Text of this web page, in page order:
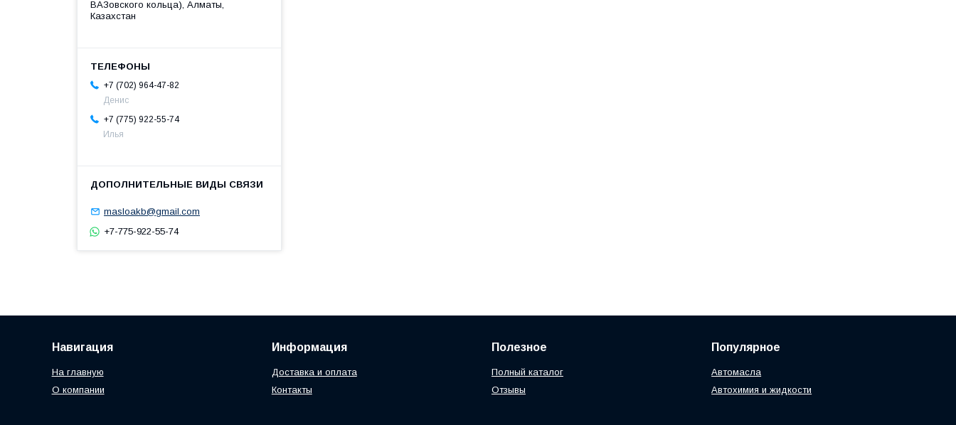
ВАЗовского кольца), Алматы,
Казахстан
+7 (702) 964-47-82
Денис
+7 (775) 922-55-74
Илья
masloakb@gmail.com
+7-775-922-55-74
Навигация
На главную
О компании
Информация
Доставка и оплата
Контакты
Полезное
Полный каталог
Отзывы
Популярное
Автомасла
Автохимия и жидкости